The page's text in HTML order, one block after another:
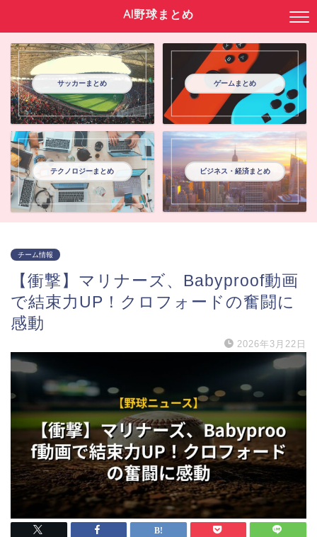
AI野球まとめ
サッカーまとめ ゲームまとめ
テクノロジーまとめ ビジネス・経済まとめ
チーム情報
【衝撃】マリナーズ、Babyproof動画
で結束力UP！クロフォードの奮闘に
感動
2026年3月22日